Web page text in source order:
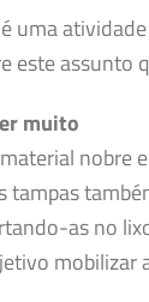
uma
assunto
muito
material
tampas
as no